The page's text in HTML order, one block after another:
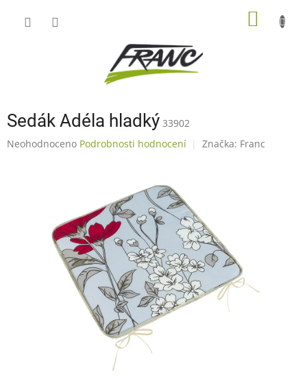
Sedák Adéla hladký 33902
Průměrné
hvězdiček.
Neohodnoceno Podrobnosti hodnocení Značka: Franc